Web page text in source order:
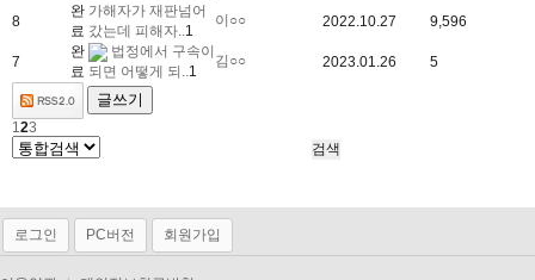
8
완
료
가해자가 재판넘어
갔는데 피해자..1
이○○ 2022.10.27 9,596
7
완
료
법정에서 구속이
되면 어떻게 되..1
김○○ 2023.01.26 5
글쓰기
123
로그인 PC버전 회원가입